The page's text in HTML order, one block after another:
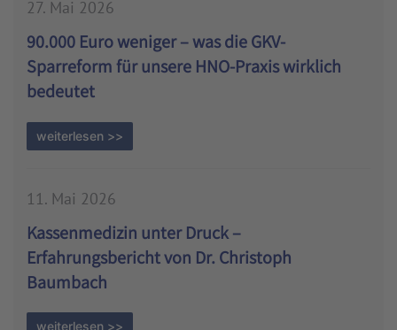
27. Mai 2026
90.000 Euro weniger – was die GKV-
Sparreform für unsere HNO-Praxis wirklich
bedeutet
weiterlesen >>
11. Mai 2026
Kassenmedizin unter Druck –
Erfahrungsbericht von Dr. Christoph
Baumbach
weiterlesen >>